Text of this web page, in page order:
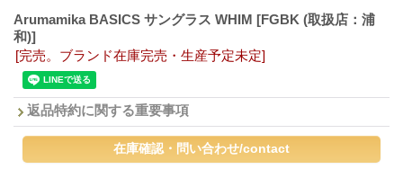
Arumamika BASICS サングラス WHIM [FGBK (取扱店：浦
和)]
[完売。ブランド在庫完売・生産予定未定]
返品特約に関する重要事項